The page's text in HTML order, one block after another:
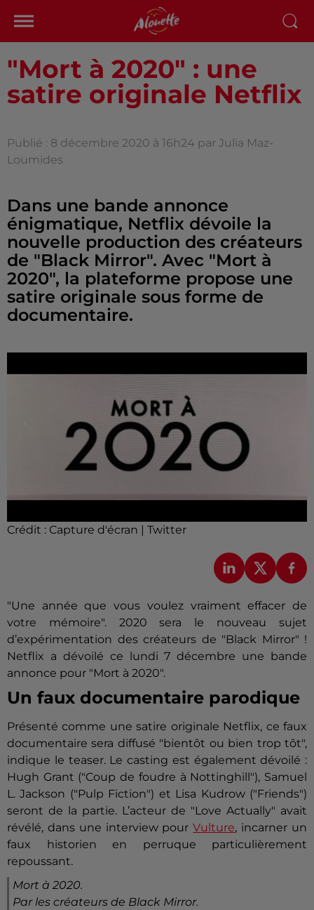
"Mort à 2020" : une
satire originale Netflix
Publié : 8 décembre 2020 à 16h24 par Julia Maz-
Loumides
Dans une bande annonce
énigmatique, Netflix dévoile la
nouvelle production des créateurs
de "Black Mirror". Avec "Mort à
2020", la plateforme propose une
satire originale sous forme de
documentaire.
Crédit : Capture d'écran | Twitter
"Une année que vous voulez vraiment effacer de
votre mémoire". 2020 sera le nouveau sujet
d’expérimentation des créateurs de "Black Mirror" !
Netflix a dévoilé ce lundi 7 décembre une bande
annonce pour "Mort à 2020".
Un faux documentaire parodique
Présenté comme une satire originale Netflix, ce faux
documentaire sera diffusé "bientôt ou bien trop tôt",
indique le teaser. Le casting est également dévoilé :
Hugh Grant ("Coup de foudre à Nottinghill"), Samuel
L. Jackson ("Pulp Fiction") et Lisa Kudrow ("Friends")
seront de la partie. L’acteur de "Love Actually" avait
révélé, dans une interview pourVulture, incarner un
faux historien en perruque particulièrement
repoussant.
Mort à 2020.
Par les créateurs de Black Mirror.